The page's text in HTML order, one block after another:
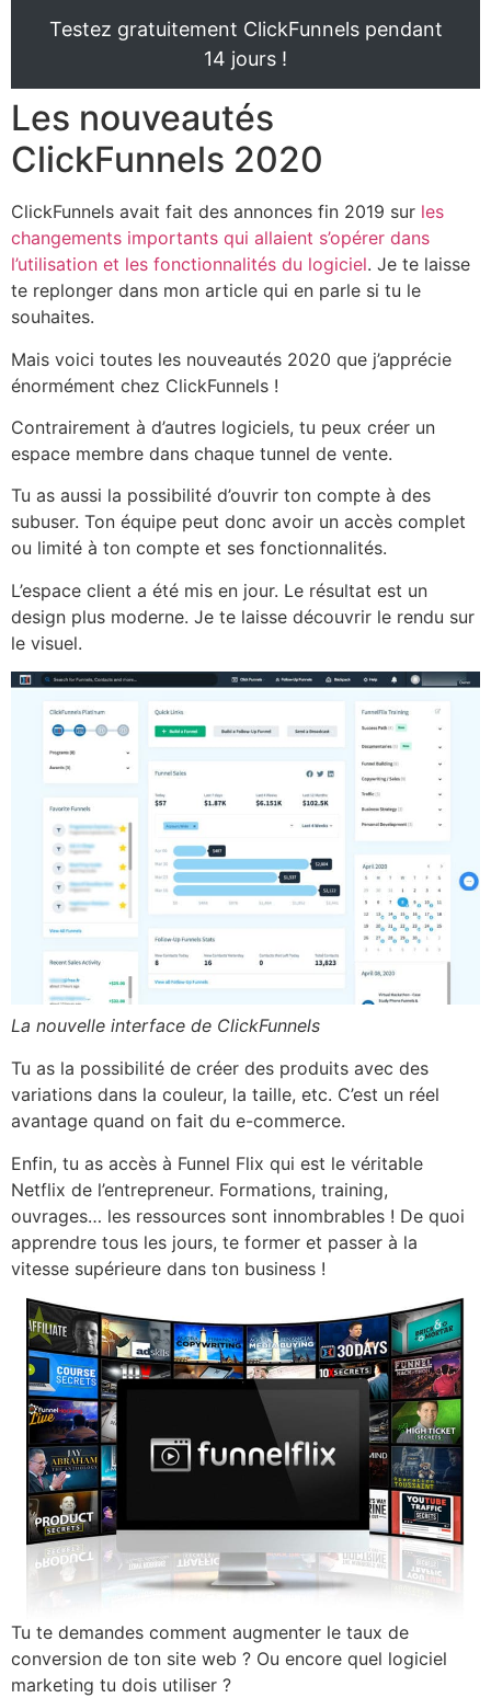
Testez gratuitement ClickFunnels pendant
14 jours !
Les nouveautés
ClickFunnels 2020
ClickFunnels avait fait des annonces fin 2019 sur les
changements importants qui allaient s’opérer dans
l’utilisation et les fonctionnalités du logiciel. Je te laisse
te replonger dans mon article qui en parle si tu le
souhaites.
Mais voici toutes les nouveautés 2020 que j’apprécie
énormément chez ClickFunnels !
Contrairement à d’autres logiciels, tu peux créer un
espace membre dans chaque tunnel de vente.
Tu as aussi la possibilité d’ouvrir ton compte à des
subuser. Ton équipe peut donc avoir un accès complet
ou limité à ton compte et ses fonctionnalités.
L’espace client a été mis en jour. Le résultat est un
design plus moderne. Je te laisse découvrir le rendu sur
le visuel.
La nouvelle interface de ClickFunnels
Tu as la possibilité de créer des produits avec des
variations dans la couleur, la taille, etc. C’est un réel
avantage quand on fait du e-commerce.
Enfin, tu as accès à Funnel Flix qui est le véritable
Netflix de l’entrepreneur. Formations, training,
ouvrages… les ressources sont innombrables ! De quoi
apprendre tous les jours, te former et passer à la
vitesse supérieure dans ton business !
Tu te demandes comment augmenter le taux de
conversion de ton site web ? Ou encore quel logiciel
marketing tu dois utiliser ?